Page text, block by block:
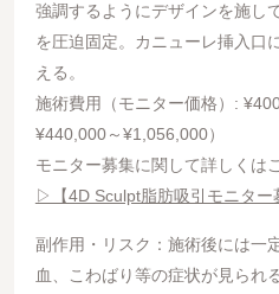
強調するようにデザインを施し
を圧迫固定。カニューレ挿入口
える。
施術費用（モニター価格）:
¥440,000～¥1,056,000）
モニター募集に関して詳しくは
▷【4D Sculpt脂肪吸引モニター
副作用・リスク：施術後には一
血、こわばり等の症状が見られ